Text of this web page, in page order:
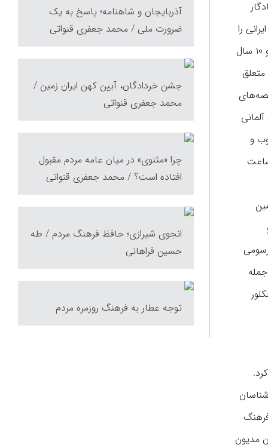
ایرانی را
شامل می‌شود. دیگر اثر ارزشمند انجوی «تمثیل و مثل» است که قرار بود جلد دوم نیز داشته باشد که به سبب خانه‌نشینی او محقق نشد و ۱۰ سال
قصه‌های
مارزلف آلمانی
و
به مدت دو ساعت
معرفی آداب و رسومی
مدیون
آذربایجان و شاهنامه؛ پاسخ به یک
ضرورت ملی / محمد جعفری قنواتی
جشن خردادگان، آیین کهن ایران زمین /
محمد جعفری قنواتی
چرا «مثنوی» در میان عامه مردم مقبول
افتاده است؟ / محمد جعفری قنواتی
انجوی شیرازی؛ حافظ فرهنگ مردم / طه
حسین فراهانی
توجه عطار به فرهنگ روزمره مردم